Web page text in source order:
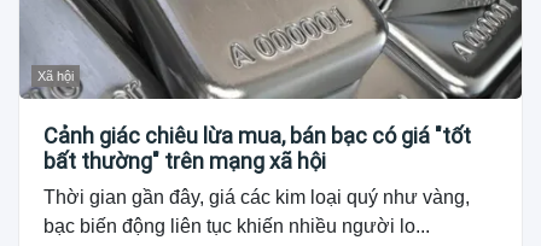
Xã hội
Cảnh giác chiêu lừa mua, bán bạc có giá "tốt
bất thường" trên mạng xã hội
Thời gian gần đây, giá các kim loại quý như vàng,
bạc biến động liên tục khiến nhiều người lo...